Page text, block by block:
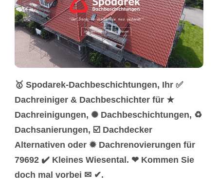
🥇 Spodarek-Dachbeschichtungen, Ihr ✅
Dachreiniger & Dachbeschichter für ★
Dachreinigungen, ✺ Dachbeschichtungen, ♻
Dachsanierungen, ☑️ Dachdecker
Alternativen oder ✹ Dachrenovierungen für
79692 ✔️ Kleines Wiesental. ❤ Kommen Sie
doch mal vorbei ✉ ✔.